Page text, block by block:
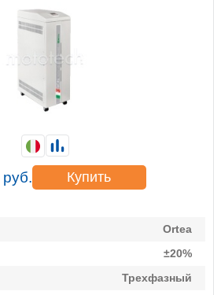
Ortea
±20%
Трехфазный
руб. Купить